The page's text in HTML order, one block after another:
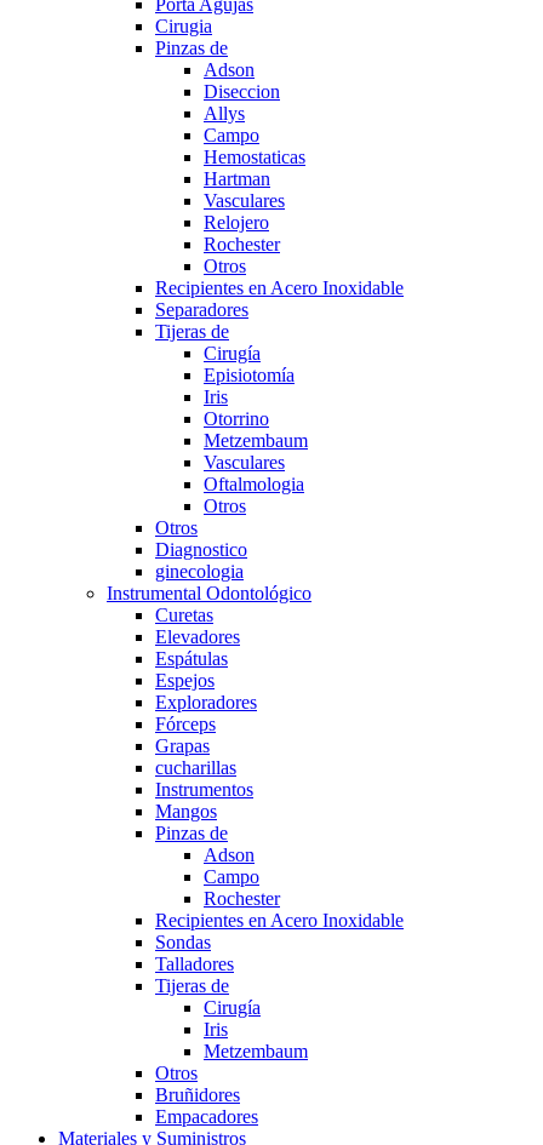
Porta Agujas
Cirugia
Pinzas de
Adson
Diseccion
Allys
Campo
Hemostaticas
Hartman
Vasculares
Relojero
Rochester
Otros
Recipientes en Acero Inoxidable
Separadores
Tijeras de
Cirugía
Episiotomía
Iris
Otorrino
Metzembaum
Vasculares
Oftalmologia
Otros
Otros
Diagnostico
ginecologia
Instrumental Odontológico
Curetas
Elevadores
Espátulas
Espejos
Exploradores
Fórceps
Grapas
cucharillas
Instrumentos
Mangos
Pinzas de
Adson
Campo
Rochester
Recipientes en Acero Inoxidable
Sondas
Talladores
Tijeras de
Cirugía
Iris
Metzembaum
Otros
Bruñidores
Empacadores
Materiales y Suministros